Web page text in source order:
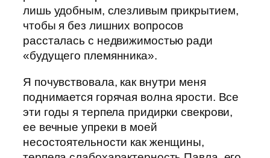
лишь удобным, слезливым прикрытием,
чтобы я без лишних вопросов
рассталась с недвижимостью ради
«будущего племянника».
Я почувствовала, как внутри меня
поднимается горячая волна ярости. Все
эти годы я терпела придирки свекрови,
ее вечные упреки в моей
несостоятельности как женщины,